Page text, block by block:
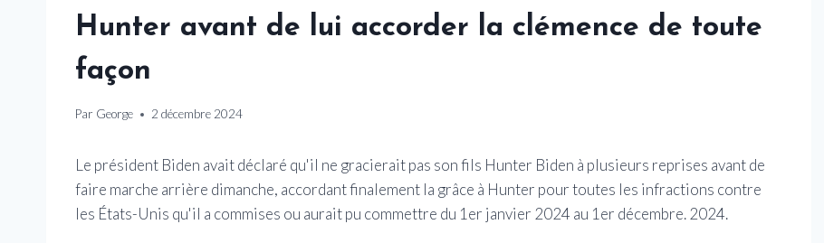
Hunter avant de lui accorder la clémence de toute
façon
Par George 2 décembre 2024
Le président Biden avait déclaré qu'il ne gracierait pas son fils Hunter Biden à plusieurs reprises avant de
faire marche arrière dimanche, accordant finalement la grâce à Hunter pour toutes les infractions contre
les États-Unis qu'il a commises ou aurait pu commettre du 1er janvier 2024 au 1er décembre. 2024.